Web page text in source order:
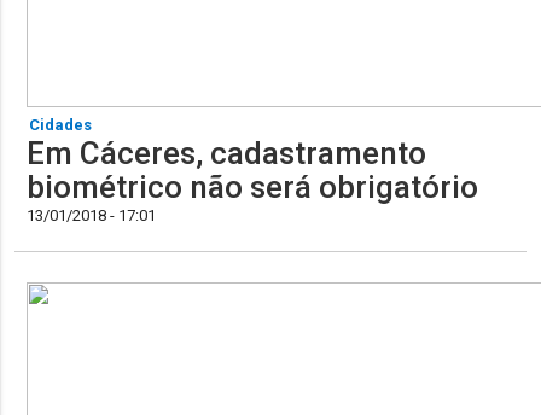
Cidades
Em Cáceres, cadastramento
biométrico não será obrigatório
13/01/2018 - 17:01